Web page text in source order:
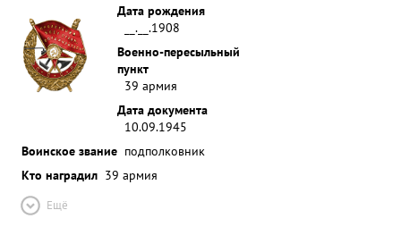
Дата рождения
__.__.1908
Военно-пересыльный
пункт
39 армия
Дата документа
10.09.1945
Воинское звание подполковник
Кто наградил 39 армия
Ещё